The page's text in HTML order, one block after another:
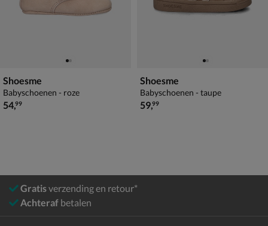
Shoesme
Babyschoenen - roze
€ 54,99
54,99
Shoesme
Babyschoenen - taupe
€ 59,99
59,99
Gratisverzending en retour*
Achteraf betalen